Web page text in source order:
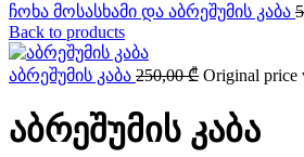
ჩოხა მოსასხამი და აბრეშუმის კაბა
Back to products
აბრეშუმის კაბა 250,00₾ Original price
აბრეშუმის კაბა